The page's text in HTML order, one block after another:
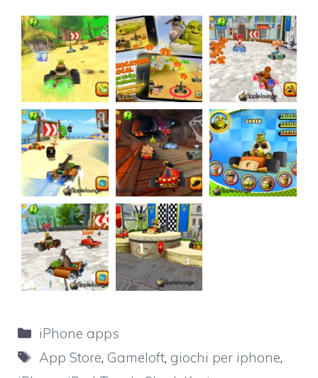
Categorie
iPhone apps
Tag
App Store, Gameloft, giochi per iphone,